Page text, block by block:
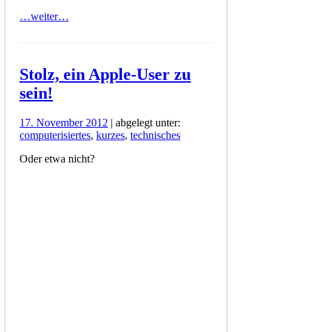
…weiter…
Stolz, ein Apple-User zu
sein!
17. November 2012 | abgelegt unter:
computerisiertes, kurzes, technisches
Oder etwa nicht?